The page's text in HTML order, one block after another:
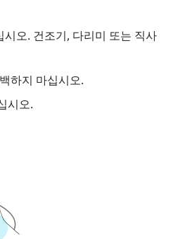
오. 건조기, 다리미 또는 직사
하지 마십시오.
시오.